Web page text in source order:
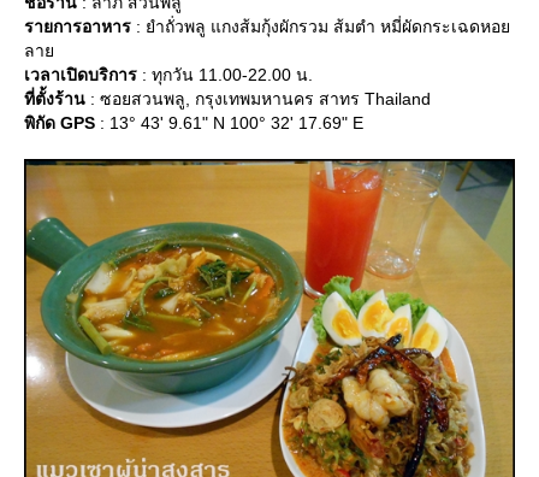
รายการอาหาร : ยำถั่วพลู แกงส้มกุ้งผักรวม ส้มตำ หมี่ผัดกระเฉดหอ
ลา
เวลาเปิดบริการ : ทุกวัน 11.00-22.00 น.
ที่ตั้งร้าน : ซอยสวนพลู, กรุงเทพมหานคร สาทร Thailand
พิกัด GPS : 13° 43' 9.61" N 100° 32' 17.69" E